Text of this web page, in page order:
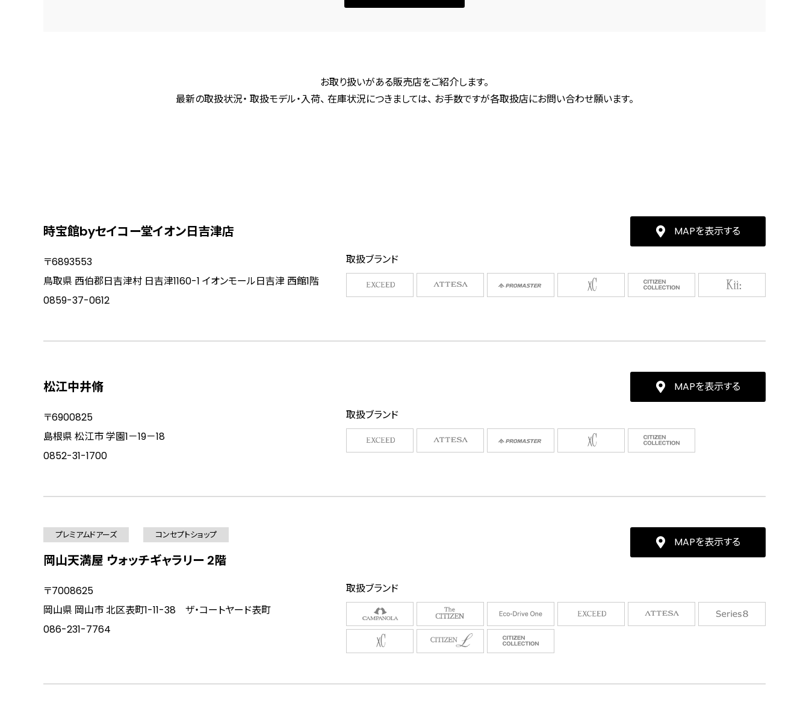
お取り扱いがある販売店をご紹介します。
最新の取扱状況・ 取扱モデル・入荷、 在庫状況につきましては、 お手数ですが各取扱店にお問い合わせ願います。
時宝館byセイコー堂イオン日吉津店 MAPを表示する
〒6893553
鳥取県 西伯郡日吉津村 日吉津1160-1 イオンモール日吉津 西館1階
0859-37-0612
取扱ブランド
松江中井脩 MAPを表示する
〒6900825
島根県 松江市 学園1－19－18
0852-31-1700
取扱ブランド
プレミアムドアーズ コンセプトショップ
岡山天満屋 ウォッチギャラリー 2階
MAPを表示する
〒7008625
岡山県 岡山市 北区表町1-11-38 ザ・コートヤード表町
086-231-7764
取扱ブランド